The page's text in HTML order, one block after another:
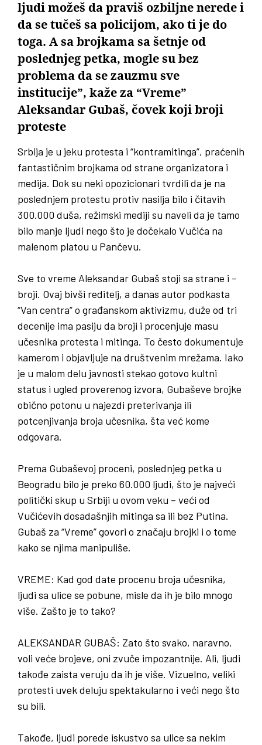
ljudi možeš da praviš ozbiljne nerede i
da se tučeš sa policijom, ako ti je do
toga. A sa brojkama sa šetnje od
poslednjeg petka, mogle su bez
problema da se zauzmu sve
institucije”, kaže za “Vreme”
Aleksandar Gubaš, čovek koji broji
proteste
Srbija je u jeku protesta i “kontramitinga”, praćenih
fantastičnim brojkama od strane organizatora i
medija. Dok su neki opozicionari tvrdili da je na
poslednjem protestu protiv nasilja bilo i čitavih
300.000 duša, režimski mediji su naveli da je tamo
bilo manje ljudi nego što je dočekalo Vučića na
malenom platou u Pančevu.
Sve to vreme Aleksandar Gubaš stoji sa strane i –
broji. Ovaj bivši reditelj, a danas autor podkasta
“Van centra” o građanskom aktivizmu, duže od tri
decenije ima pasiju da broji i procenjuje masu
učesnika protesta i mitinga. To često dokumentuje
kamerom i objavljuje na društvenim mrežama. Iako
je u malom delu javnosti stekao gotovo kultni
status i ugled proverenog izvora, Gubaševe brojke
obično potonu u najezdi preterivanja ili
potcenjivanja broja učesnika, šta već kome
odgovara.
Prema Gubaševoj proceni, poslednjeg petka u
Beogradu bilo je preko 60.000 ljudi, što je najveći
politički skup u Srbiji u ovom veku – veći od
Vučićevih dosadašnjih mitinga sa ili bez Putina.
Gubaš za “Vreme” govori o značaju brojki i o tome
kako se njima manipuliše.
VREME: Kad god date procenu broja učesnika,
ljudi sa ulice se pobune, misle da ih je bilo mnogo
više. Zašto je to tako?
ALEKSANDAR GUBAŠ: Zato što svako, naravno,
voli veće brojeve, oni zvuče impozantnije. Ali, ljudi
takođe zaista veruju da ih je više. Vizuelno, veliki
protesti uvek deluju spektakularno i veći nego što
su bili.
Takođe, ljudi porede iskustvo sa ulice sa nekim